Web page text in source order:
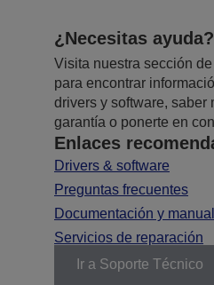
¿Necesitas ayuda?
Visita nuestra sección
para encontrar
drivers y software, saber
garantía o ponerte en
Enlaces
Drivers & software
Preguntas frecuentes
Documentación y
Servicios de reparación
Ir a Soporte Técnico